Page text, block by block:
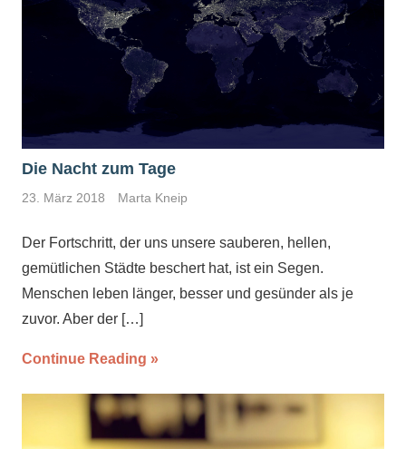
Die Nacht zum Tage
23. März 2018 Marta Kneip
Der Fortschritt, der uns unsere sauberen, hellen,
gemütlichen Städte beschert hat, ist ein Segen.
Menschen leben länger, besser und gesünder als je
zuvor. Aber der […]
Continue Reading